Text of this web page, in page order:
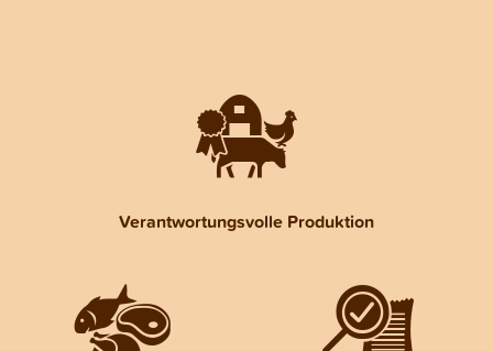
Verantwortungsvolle Produktion